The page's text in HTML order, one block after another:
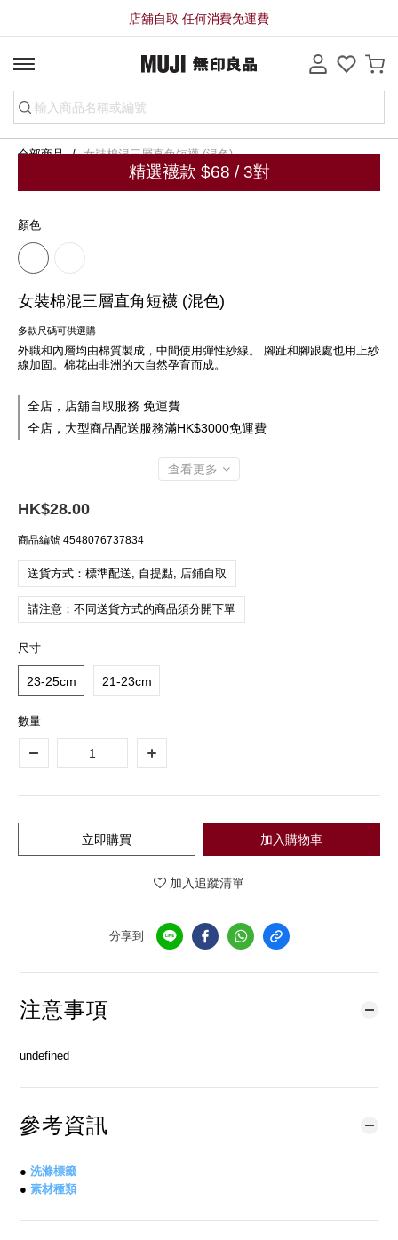
店舖自取 任何消費免運費
全部商品 女裝棉混三層直角短襪 (混色)
精選襪款 $68 / 3對
顏色
女裝棉混三層直角短襪 (混色)
多款尺碼可供選購
外職和內層均由棉質製成，中間使用彈性紗線。 腳趾和腳跟處也用上紗
線加固。棉花由非洲的大自然孕育而成。
全店，店舖自取服務 免運費
全店，大型商品配送服務滿HK$3000免運費
查看更多
HK$28.00
商品編號 4548076737834
送貨方式：標準配送, 自提點, 店鋪自取
請注意：不同送貨方式的商品須分開下單
尺寸
23-25cm 21-23cm
數量
加入購物車
立即購買
加入追蹤清單
分享到
注意事項
undefined
參考資訊
● 洗滌標籤
● 素材種類